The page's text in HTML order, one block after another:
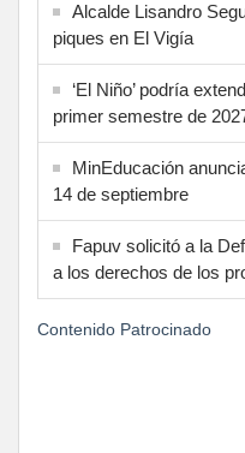
Alcalde Lisandro
piques en El Vigía
‘El Niño’ podría
primer semestre de
MinEducación
14 de septiembre
Fapuv solicitó a la
a los derechos de los
Contenido Patrocinado